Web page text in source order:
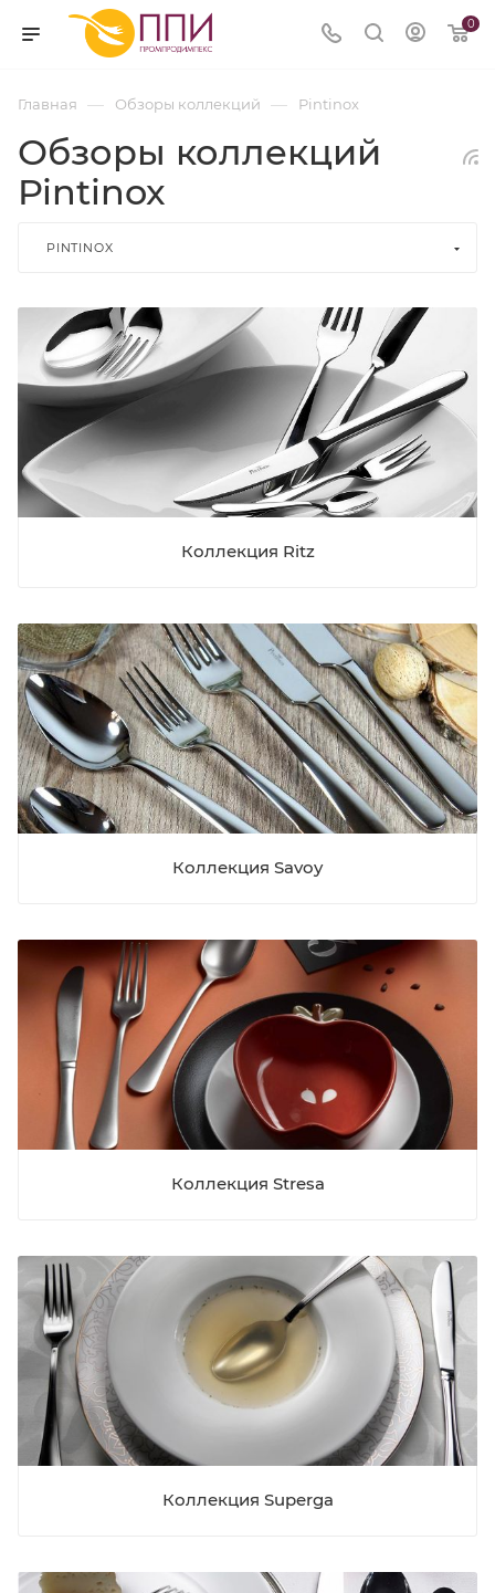
0
Главная — Обзоры коллекций — Pintinox
Обзоры коллекций
Pintinox
PINTINOX
Коллекция Ritz
Коллекция Savoy
Коллекция Stresa
Коллекция Superga